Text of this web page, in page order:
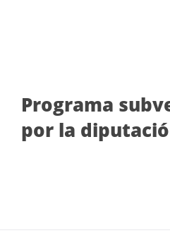
Programa
por la